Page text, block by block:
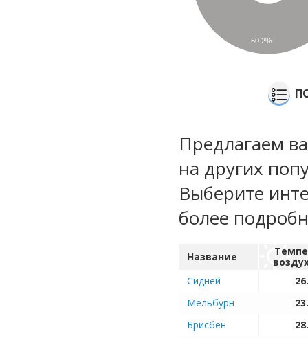
60.2%
Предлагаем
на других
Выберите
более
Название
Сидней
Мельбурн
Брисбен